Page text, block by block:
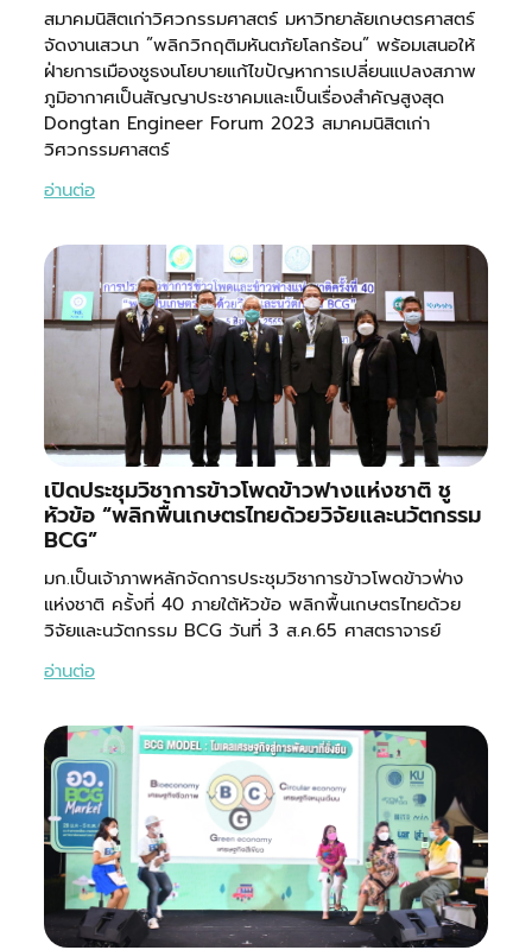
สมาคมนิสิตเก่าวิศวกรรมศาสตร์ มหาวิทยาลัยเกษตรศาสตร์
จัดงานเสวนา ”พลิกวิกฤติมหันตภัยโลกร้อน” พร้อมเสนอให้
ฝ่ายการเมืองชูธงนโยบายแก้ไขปัญหาการเปลี่ยนแปลงสภาพ
ภูมิอากาศเป็นสัญญาประชาคมและเป็นเรื่องสำคัญสูงสุด
Dongtan Engineer Forum 2023 สมาคมนิสิตเก่า
วิศวกรรมศาสตร์
อ่านต่อ
เปิดประชุมวิชาการข้าวโพดข้าวฟางแห่งชาติ ชู
หัวข้อ “พลิกพื้นเกษตรไทยด้วยวิจัยและนวัตกรรม
BCG”
มก.เป็นเจ้าภาพหลักจัดการประชุมวิชาการข้าวโพดข้าวฟ่าง
แห่งชาติ ครั้งที่ 40 ภายใต้หัวข้อ พลิกพื้นเกษตรไทยด้วย
วิจัยและนวัตกรรม BCG วันที่ 3 ส.ค.65 ศาสตราจารย์
อ่านต่อ